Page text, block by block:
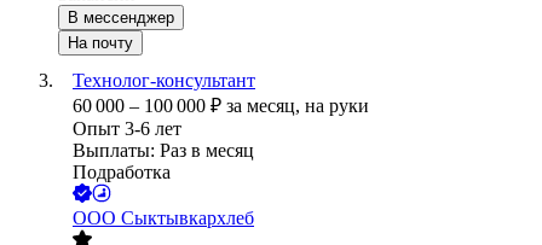
В мессенджер
На почту
Технолог-консультант
60 000 – 100 000 ₽ за месяц, на руки
Опыт 3-6 лет
Выплаты: Раз в месяц
Подработка
ООО Сыктывкархлеб